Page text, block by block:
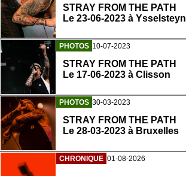
STRAY FROM THE PATH
Le 23-06-2023 à Ysselsteyn
PHOTOS 10-07-2023
STRAY FROM THE PATH
Le 17-06-2023 à Clisson
PHOTOS 30-03-2023
STRAY FROM THE PATH
Le 28-03-2023 à Bruxelles
CHRONIQUE 01-08-2026